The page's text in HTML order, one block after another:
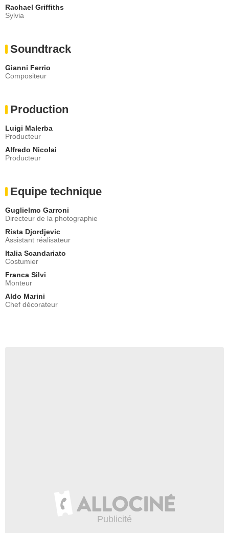
Rachael Griffiths
Sylvia
Soundtrack
Gianni Ferrio
Compositeur
Production
Luigi Malerba
Producteur
Alfredo Nicolai
Producteur
Equipe technique
Guglielmo Garroni
Directeur de la photographie
Rista Djordjevic
Assistant réalisateur
Italia Scandariato
Costumier
Franca Silvi
Monteur
Aldo Marini
Chef décorateur